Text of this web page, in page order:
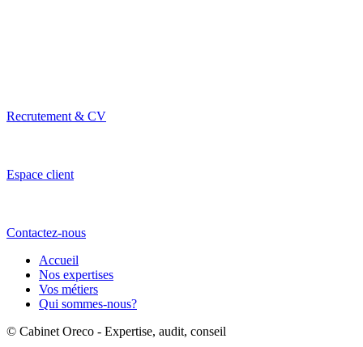
Recrutement & CV
Espace client
Contactez-nous
Accueil
Nos expertises
Vos métiers
Qui sommes-nous?
© Cabinet Oreco - Expertise, audit, conseil